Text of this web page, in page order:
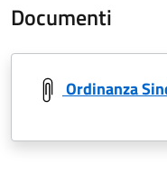
Documenti
Ordinanza